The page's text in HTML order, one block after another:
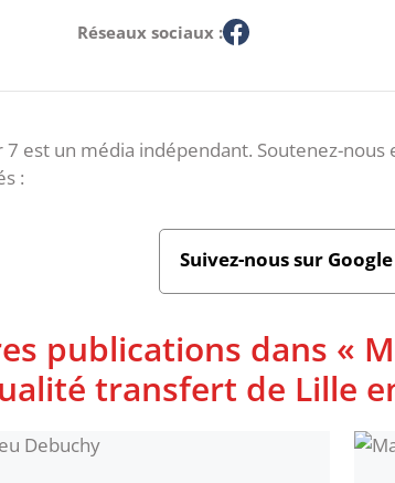
Réseaux sociaux :
7 est un média indépendant. Soutenez-nous
:
Suivez-nous sur
publications dans «
transfert de Lille